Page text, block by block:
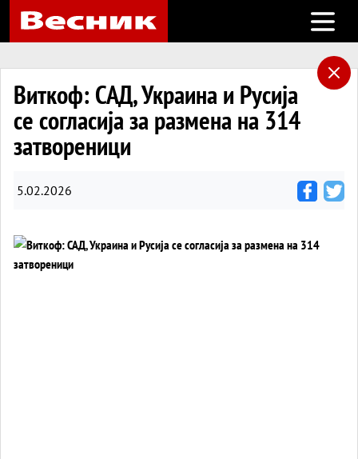
Open
Виткоф: САД, Украина и Русија
се согласија за размена на 314
затвореници
5.02.2026